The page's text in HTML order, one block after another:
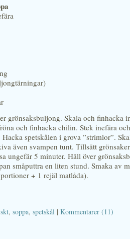
grönsaksbuljong. Skala och finhacka
och finhacka chilin. Stek inefära
spetskålen i grova ”strimlor”.
även svampen tunt. Tillsätt
ungefär 5 minuter. Häll över
småputtra en liten stund. Smaka av
+ 1 rejäl matlåda).
, soppa, spetskål | Kommentarer (11)